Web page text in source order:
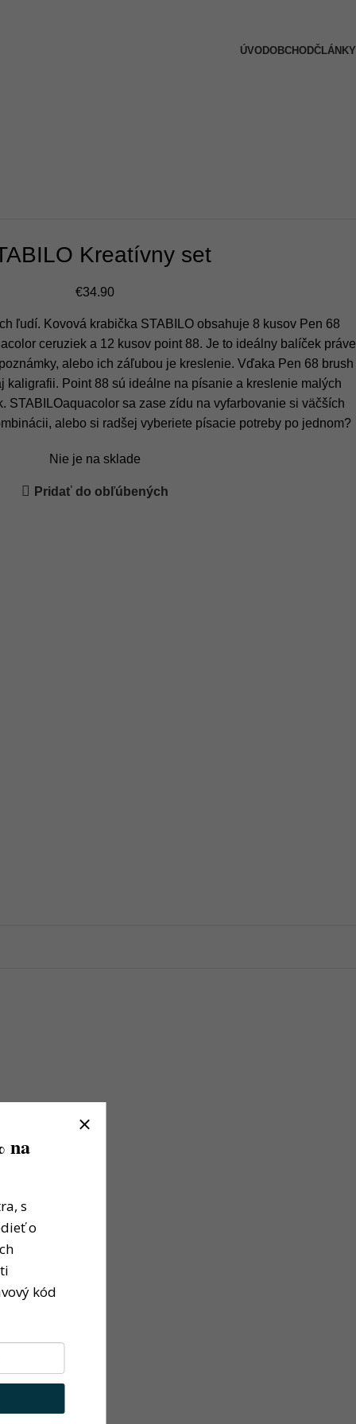
ÚVODOBCHODČLÁNKY
Kreatívny set
€34.90
ľudí. Kovová krabička STABILO obsahuje 8 kusov Pen 68
ceruziek a 12 kusov point 88. Je to ideálny balíček práve
alebo ich záľubou je kreslenie. Vďaka Pen 68 brush
kaligrafii. Point 88 sú ideálne na písanie a kreslenie malých
STABILOaquacolor sa zase zídu na vyfarbovanie si väčších
alebo si radšej vyberiete písacie potreby po jednom?
Nie je na sklade
Pridať do obľúbených
na
s
o
kód